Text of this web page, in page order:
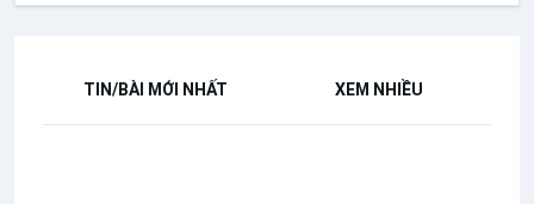
TIN/BÀI MỚI NHẤT XEM NHIỀU